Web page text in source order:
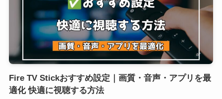
Fire TV Stickおすすめ設定｜画質・音声・アプリを最
適化 快適に視聴する方法